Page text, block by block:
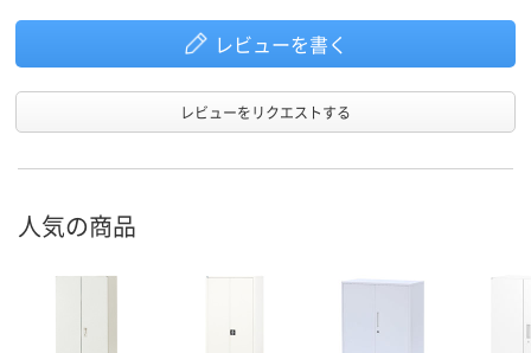
レビューを書く
レビューをリクエストする
人気の商品